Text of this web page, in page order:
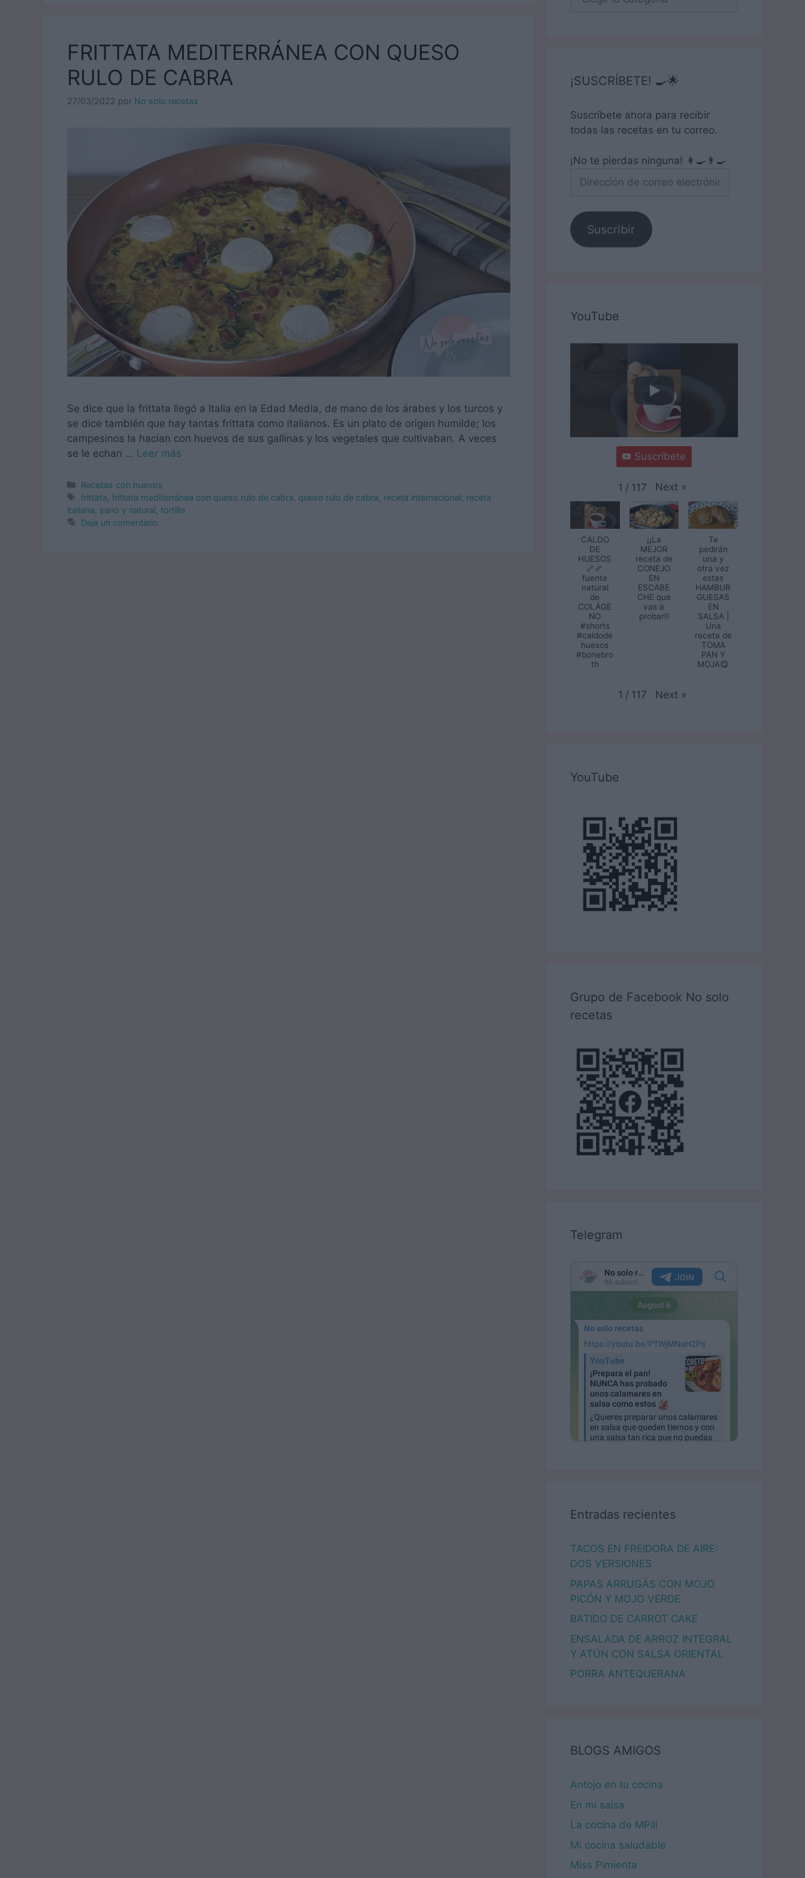
FRITTATA MEDITERRÁNEA CON QUESO
RULO DE CABRA
27/03/2022 por No solo recetas
Se dice que la frittata llegó a Italia en la Edad Media, de mano de los árabes y los turcos y
se dice también que hay tantas frittata como italianos. Es un plato de origen humilde; los
campesinos la hacían con huevos de sus gallinas y los vegetales que cultivaban. A veces
se le echan … Leer más
Categorías
Recetas con huevos
Etiquetas
frittata ,frittata mediterránea con queso rulo de cabra queso rulo de cabra receta internacional receta
italiana sano y natural tortilla
Deja un comentario
¡SUSCRÍBETE! 🍳🌟
Suscríbete ahora para recibir
todas las recetas en tu correo.
¡No te pierdas ninguna! 👩‍🍳👨‍🍳
de
electrónico
Suscribir
YouTube
Suscríbete
1 / 117 Next »
CALDO
DE
HUESOS
🦴🦴
fuente
natural
de
COLÁGE
NO
#shorts
#caldode
huesos
#bonebro
th
¡¡La
MEJOR
receta de
CONEJO
EN
ESCABE
CHE que
vas a
probar!!
Te
pedirán
una y
otra vez
estas
HAMBUR
GUESAS
EN
SALSA |
Una
receta de
TOMA
PAN Y
MOJA😋
1 / 117 Next »
YouTube
Grupo de Facebook No solo
recetas
Telegram
Entradas recientes
TACOS EN FREIDORA DE AIRE:
DOS VERSIONES
PAPAS ARRUGÁS CON MOJO
PICÓN Y MOJO VERDE
BATIDO DE CARROT CAKE
ENSALADA DE ARROZ INTEGRAL
Y ATÚN CON SALSA ORIENTAL
PORRA ANTEQUERANA
BLOGS AMIGOS
Antojo en tu cocina
En mi salsa
La cocina de MPili
Mi cocina saludable
Miss Pimienta